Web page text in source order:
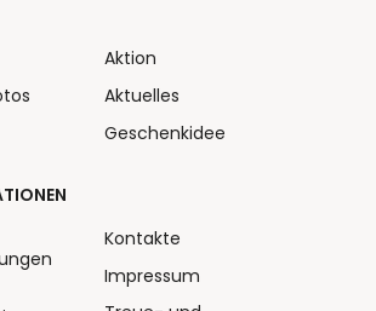
Aktion
Aktuelles
Geschenkidee
Kontakte
Impressum